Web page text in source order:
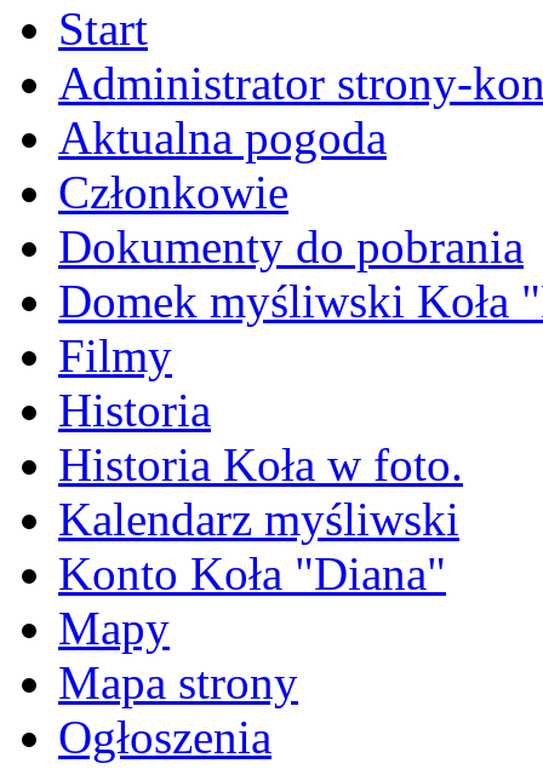
Start
Administrator strony-
Aktualna pogoda
Członkowie
Dokumenty do pobrania
Domek myśliwski Koła
Filmy
Historia
Historia Koła w foto.
Kalendarz myśliwski
Konto Koła "Diana"
Mapy
Mapa strony
Ogłoszenia